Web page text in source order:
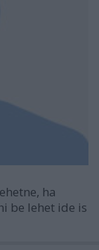
ha
be lehet ide is